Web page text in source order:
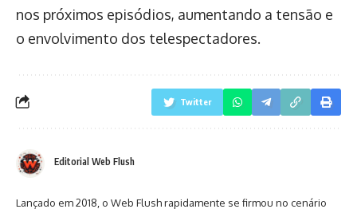
nos próximos episódios, aumentando a tensão e
o envolvimento dos telespectadores.
Twitter
Editorial Web Flush
Lançado em 2018, o Web Flush rapidamente se firmou no cenário